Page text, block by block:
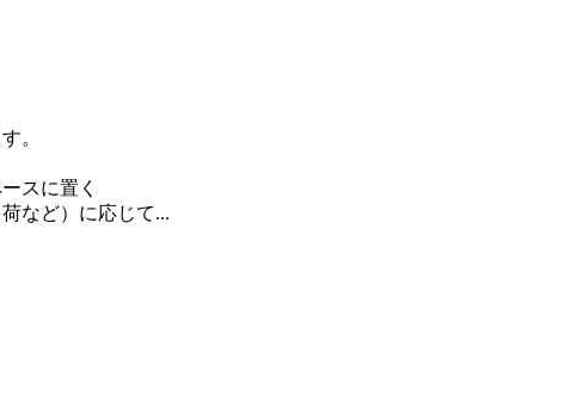
。
スに置く
など）に応じて...